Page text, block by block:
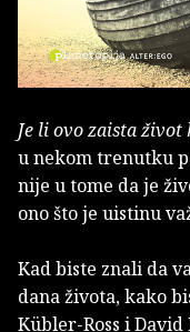
Je li ovo zaista
u nekom trenutku
nije u tome da je
ono što je uistinu
Kad biste znali da
dana života, kako
Kübler-Ross i